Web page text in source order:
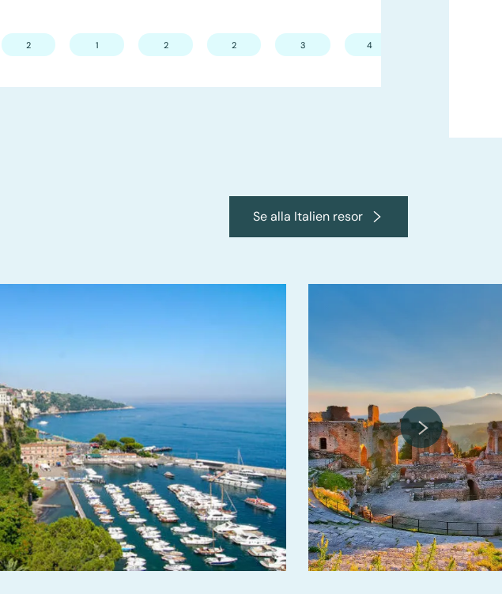
2 1 2 2 3 4
Se alla Italien resor